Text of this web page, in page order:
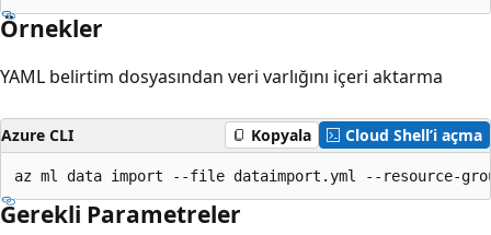
Örnekler
YAML belirtim dosyasından veri varlığını içeri aktarma
Azure CLI Kopyala Cloud Shell’i açma
az ml data import --file dataimport.yml --resource-group
Gerekli Parametreler